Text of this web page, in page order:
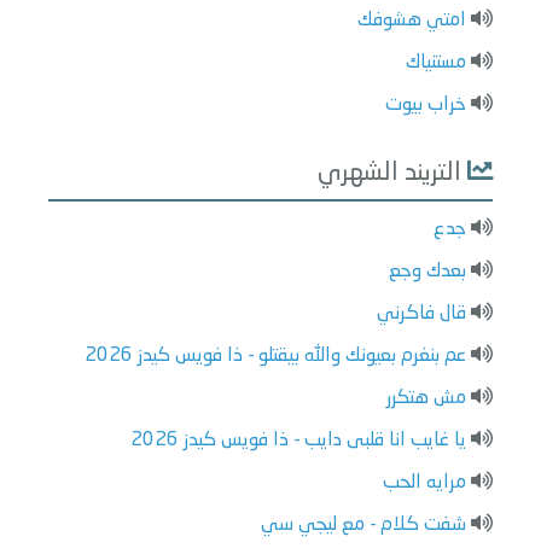
امتي هشوفك
مستنياك
خراب بيوت
التريند الشهري
جدع
بعدك وجع
قال فاكرني
عم بنغرم بعيونك والله بيقتلو - ذا فويس كيدز 2026
مش هتكرر
يا غايب انا قلبى دايب - ذا فويس كيدز 2026
مرايه الحب
شفت كلام - مع ليجي سي